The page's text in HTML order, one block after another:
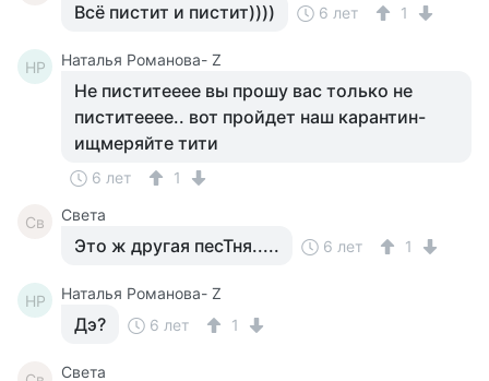
Всё пистит и пистит)))) 6 лет 1
НР Наталья Романова- Z
Не пиститееее вы прошу вас только не
пиститееее.. вот пройдет наш карантин-
ищмеряйте тити
6 лет 1
Св Света
Это ж другая песТня..... 6 лет 1
НР Наталья Романова- Z
Дэ? 6 лет 1
Света